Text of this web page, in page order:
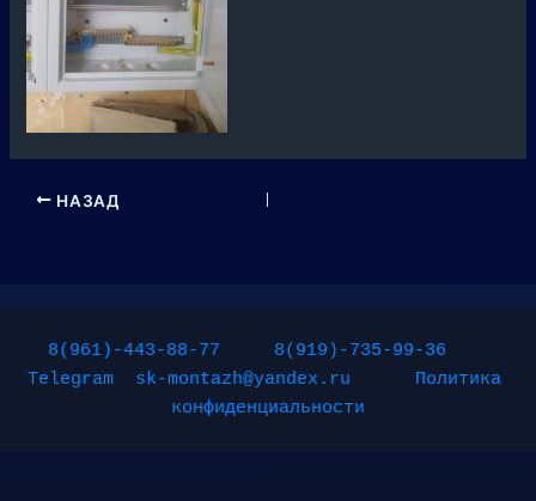
НАЗАД
8(961)-443-88-77
8(919)-735-99-36
Telegram
sk-montazh@yandex.ru
Политика
конфиденциальности